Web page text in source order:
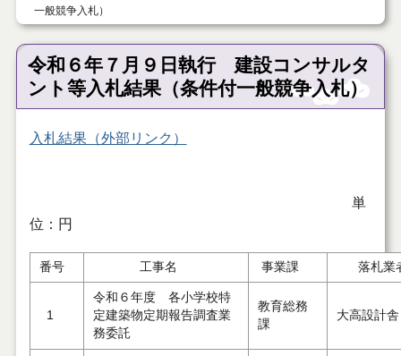
一般競争入札）
令和６年７月９日執行 建設コンサルタ
ント等入札結果（条件付一般競争入札）
入札結果（外部リンク）
単
位：円
番号 工事名 事業課 落札業
1
令和６年度 各小学校特
定建築物定期報告調査業
務委託
教育総務
課
大高設計舎